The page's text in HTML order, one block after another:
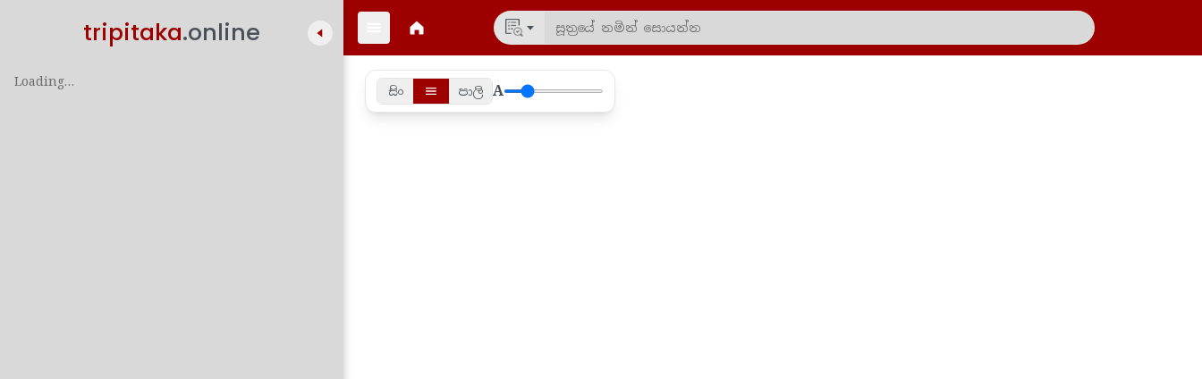
tripitaka.online
Loading…
සිං පාලි A